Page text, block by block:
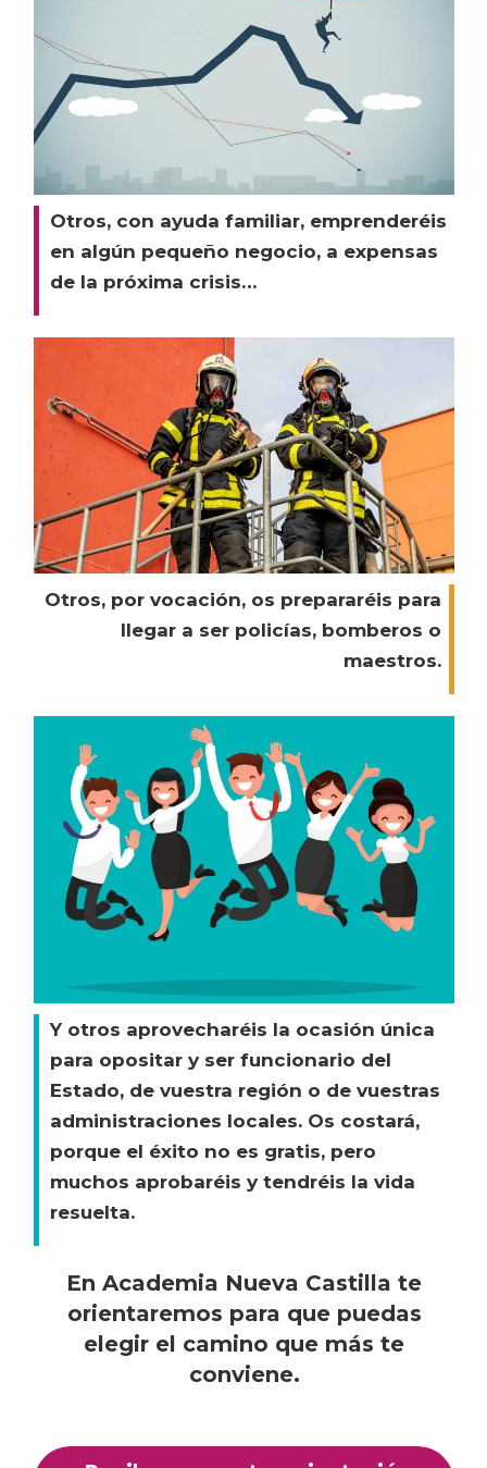
Otros, con ayuda familiar, emprenderéis
en algún pequeño negocio, a expensas
de la próxima crisis…
Otros, por vocación, os prepararéis para
llegar a ser policías, bomberos o
maestros.
Y otros aprovecharéis la ocasión única
para opositar y ser funcionario del
Estado, de vuestra región o de vuestras
administraciones locales. Os costará,
porque el éxito no es gratis, pero
muchos aprobaréis y tendréis la vida
resuelta.
En Academia Nueva Castilla te
orientaremos para que puedas
elegir el camino que más te
conviene.